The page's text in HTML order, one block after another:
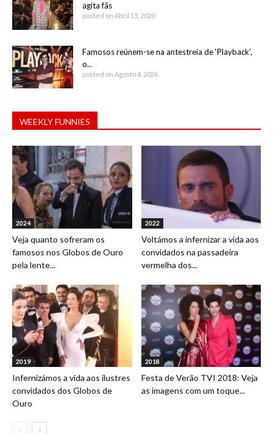
agita fãs
posted on Abril 15, 2020
Famosos reúnem-se na antestreia de ‘Playback’,
o...
posted on Agosto 4, 2026
WEEKLY FUNNIES
2024
Veja quanto sofreram os
famosos nos Globos de Ouro
pela lente...
2022
Voltámos a infernizar a vida aos
convidados na passadeira
vermelha dos...
2019
Infernizámos a vida aos ilustres
convidados dos Globos de
Ouro
2018
Festa de Verão TVI 2018: Veja
as imagens com um toque...